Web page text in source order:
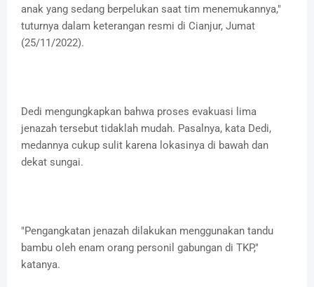
anak yang sedang berpelukan saat tim menemukannya,"
tuturnya dalam keterangan resmi di Cianjur, Jumat
(25/11/2022).
Dedi mengungkapkan bahwa proses evakuasi lima
jenazah tersebut tidaklah mudah. Pasalnya, kata Dedi,
medannya cukup sulit karena lokasinya di bawah dan
dekat sungai.
"Pengangkatan jenazah dilakukan menggunakan tandu
bambu oleh enam orang personil gabungan di TKP,"
katanya.